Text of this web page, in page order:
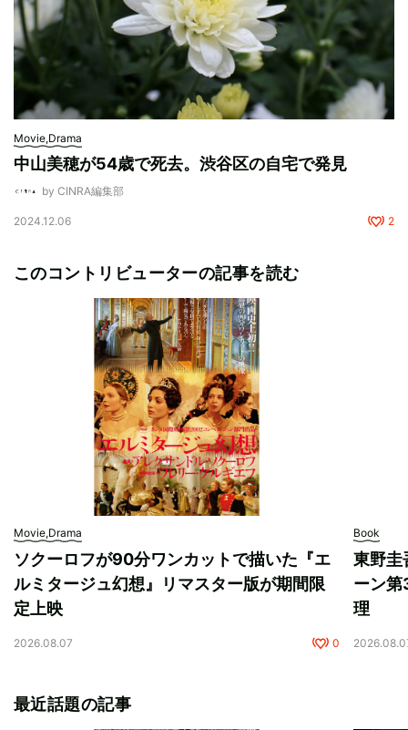
Movie,Drama
中山美穂が54歳で死去。渋谷区の自宅で発見
by CINRA編集部
2024.12.06 2
このコントリビューターの記事を読む
Movie,Drama
ソクーロフが90分ワンカットで描いた『エ
ルミタージュ幻想』リマスター版が期間限
定上映
2026.08.07 0
Book
東野圭
ーン第
理
最近話題の記事